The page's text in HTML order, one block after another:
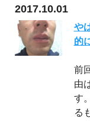
2017.10.01
や
的
前
由
す
る